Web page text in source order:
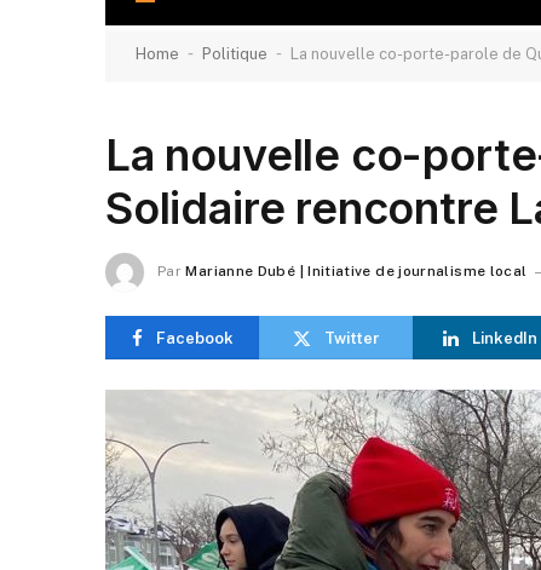
Home - Politique - La nouvelle co-porte-parole de
La nouvelle co-
Solidaire rencontre
Par Marianne Dubé | Initiative de journalisme local
Facebook Twitter LinkedIn